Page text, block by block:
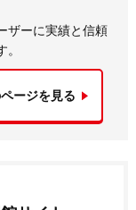
ザーに実績と信頼
ージを見る